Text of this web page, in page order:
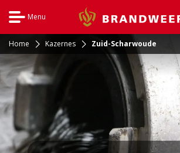
Menu Brandweer
Home Kazernes Zuid-Scharwoude